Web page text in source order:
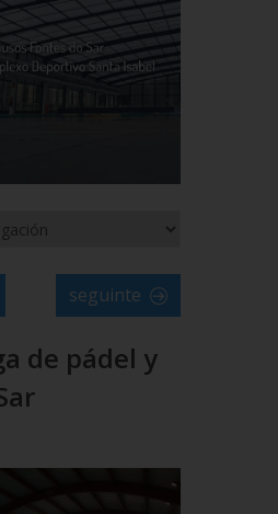
seguinte
de pádel y